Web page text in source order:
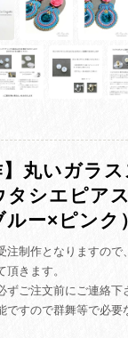
】丸いガラ
タシエピア
ルー×ピンク
注制作となりますので
きます。
ずご注文前にご連絡下
ですので群舞等で必要